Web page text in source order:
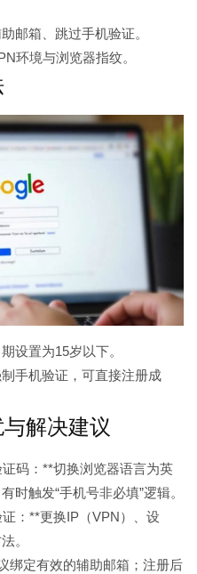
邮箱、跳过手机验证。
环境与浏览器指纹。
设置为15岁以下。
手机验证，可直接注册成
解决建议
码：**切换浏览器语言为英
时触发“手机号非必填”逻辑。
：**更换IP（VPN）、设
。
绑定有效的辅助邮箱；注册后